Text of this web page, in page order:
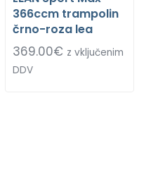
366ccm trampolin
črno-roza lea
369.00€ z vključenim
DDV